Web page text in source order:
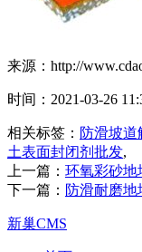
来源：http://
时间：2021-03-26
相关标签： 防滑坡道
土表面封闭剂批发,
上一篇： 环氧彩砂地
下一篇： 防滑耐磨地
新巢CMS